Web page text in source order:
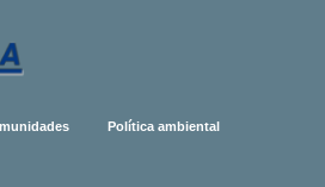
Política ambiental